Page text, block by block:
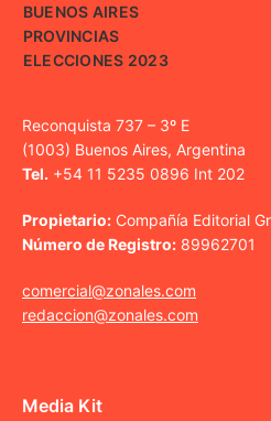
BUENOS AIRES
PROVINCIAS
ELECCIONES 2023
Reconquista 737 – 3º E
(1003) Buenos Aires, Argentina
Tel. +54 11 5235 0896 Int 202
Propietario: Compañía Editorial
Número de Registro: 89962701
comercial@zonales.com
redaccion@zonales.com
Media Kit